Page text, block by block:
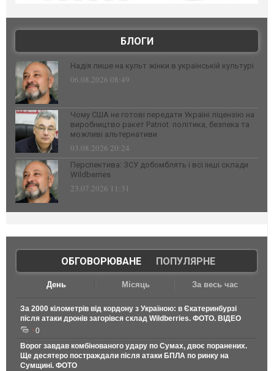
БЛОГИ
Надія лише на культ жінки в українській культурі
06.08.2026 08:49
Чому США не готові передати Україні ліцензію на
виробництво ракет Patriot: політика, безпека та
можливі альтернативи
03.08.2026 20:24
Перспектива: ЗСУ добомблять і всі інші склади
Wildberries
23.07.2026 11:31
ОБГОВОРЮВАНЕ| ПОПУЛЯРНЕ
День Місяць За весь час
За 2000 кілометрів від кордону з Україною: в Єкатеринбурзі
після атаки дронів загорівся склад Wildberries. ФОТО. ВІДЕО
0
Ворог завдав комбінованого удару по Сумах, двоє поранених.
Ще десятеро постраждали після атаки БПЛА по ринку на
Сумщині. ФОТО